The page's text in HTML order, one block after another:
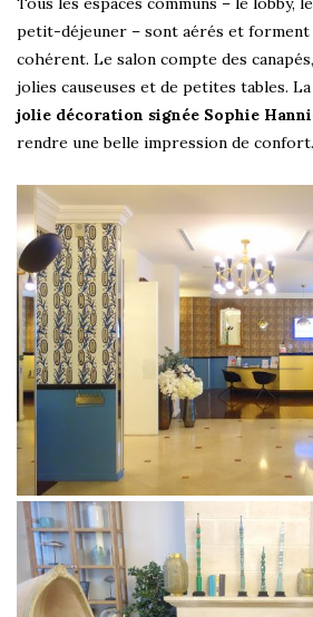
petit-déjeuner – sont aérés et forment
cohérent. Le salon compte des
jolies causeuses et de petites tables.
jolie décoration signée Sophie
rendre une belle impression de confort.